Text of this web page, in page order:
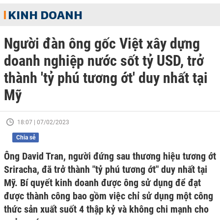
KINH DOANH
Người đàn ông gốc Việt xây dựng
doanh nghiệp nước sốt tỷ USD, trở
thành 'tỷ phú tương ớt' duy nhất tại
Mỹ
18:07 | 07/02/2023
Chia sẻ
Ông David Tran, người đứng sau thương hiệu tương ớt
Sriracha, đã trở thành "tỷ phú tương ớt" duy nhất tại
Mỹ. Bí quyết kinh doanh được ông sử dụng để đạt
được thành công bao gồm việc chỉ sử dụng một công
thức sản xuất suốt 4 thập kỷ và không chi mạnh cho